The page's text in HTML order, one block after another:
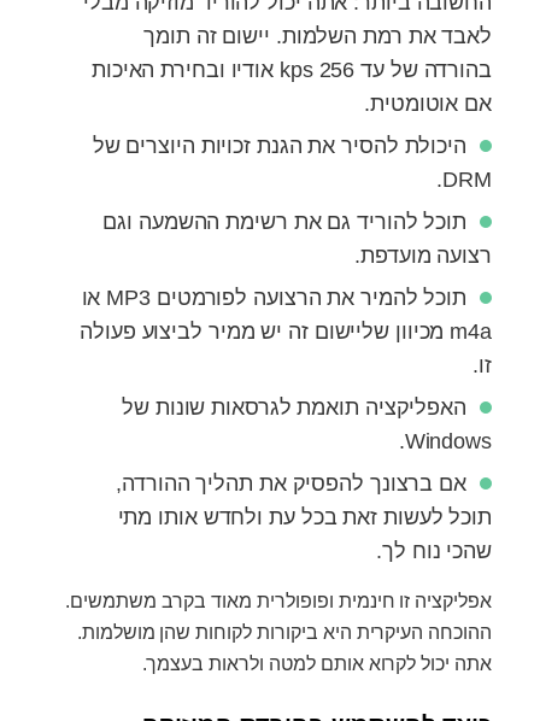
לאבד את רמת השלמות. יישום זה תומך
בהורדה של עד 256 kps אודיו ובחירת האיכות
אם אוטומטית.
היכולת להסיר את הגנת זכויות היוצרים של
DRM.
תוכל להוריד גם את רשימת ההשמעה וגם
רצועה מועדפת.
תוכל להמיר את הרצועה לפורמטים MP3 או
m4a מכיוון שליישום זה יש ממיר לביצוע פעולה
זו.
האפליקציה תואמת לגרסאות שונות של
Windows.
אם ברצונך להפסיק את תהליך ההורדה,
תוכל לעשות זאת בכל עת ולחדש אותו מתי
שהכי נוח לך.
אפליקציה זו חינמית ופופולרית מאוד בקרב משתמשים.
ההוכחה העיקרית היא ביקורות לקוחות שהן מושלמות.
אתה יכול לקרוא אותם למטה ולראות בעצמך.